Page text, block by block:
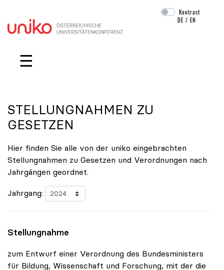
Navigation überspringen
Kontrast
DE /EN
☰
STELLUNGNAHMEN ZU
GESETZEN
Hier finden Sie alle von der uniko eingebrachten
Stellungnahmen zu Gesetzen und Verordnungen nach
Jahrgängen geordnet.
Jahrgang:
Stellungnahme
zum Entwurf einer Verordnung des Bundesministers
für Bildung, Wissenschaft und Forschung, mit der die